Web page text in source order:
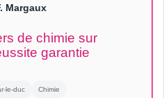
Margaux
de chimie sur
garantie
le-duc Chimie